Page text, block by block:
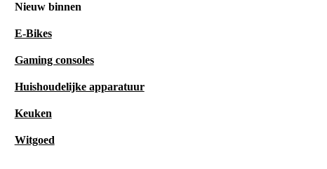
Nieuw binnen
E-Bikes
Gaming consoles
Huishoudelijke apparatuur
Keuken
Witgoed